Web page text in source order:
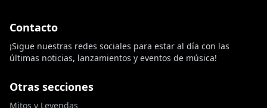
Contacto
¡Sigue nuestras redes sociales para estar al día con las
últimas noticias, lanzamientos y eventos de música!
Otras secciones
Mitos y Leyendas